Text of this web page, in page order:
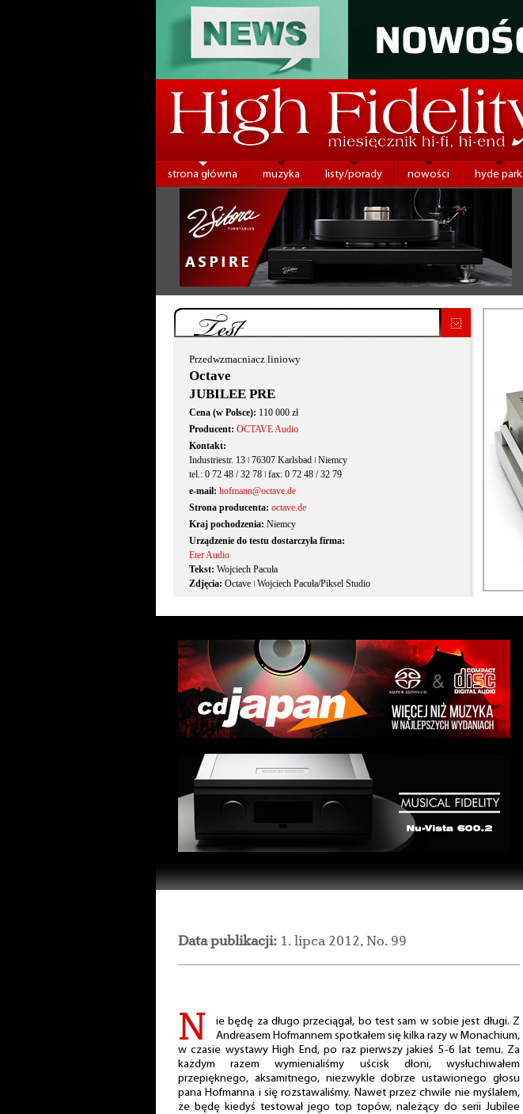
strona główna muzyka listy/porady nowości hyde park
Test
Przedwzmacniacz liniowy
Octave
JUBILEE PRE
Cena (w Polsce): 110 000 zł
Producent: OCTAVE Audio
Kontakt:
Industriestr. 13 ǀ 76307 Karlsbad ǀ Niemcy
tel.: 0 72 48 / 32 78 ǀ fax: 0 72 48 / 32 79
e-mail: hofmann@octave.de
Strona producenta: octave.de
Kraj pochodzenia: Niemcy
Urządzenie do testu dostarczyła firma:
Eter Audio
Tekst: Wojciech Pacuła
Zdjęcia: Octave ǀ Wojciech Pacuła/Piksel Studio
Data publikacji: 1. lipca 2012, No. 99
N
ie będę za długo przeciągał, bo test sam w sobie jest długi. Z
Andreasem Hofmannem spotkałem się kilka razy w Monachium,
w czasie wystawy High End, po raz pierwszy jakieś 5-6 lat temu. Za
każdym razem wymienialiśmy uścisk dłoni, wysłuchiwałem
przepięknego, aksamitnego, niezwykle dobrze ustawionego głosu
pana Hofmanna i się rozstawaliśmy. Nawet przez chwile nie myślałem,
że będę kiedyś testował jego top topów, należący do serii Jubilee